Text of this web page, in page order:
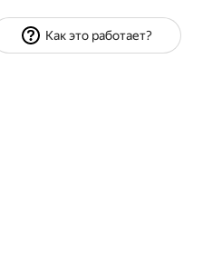
Как это работает?